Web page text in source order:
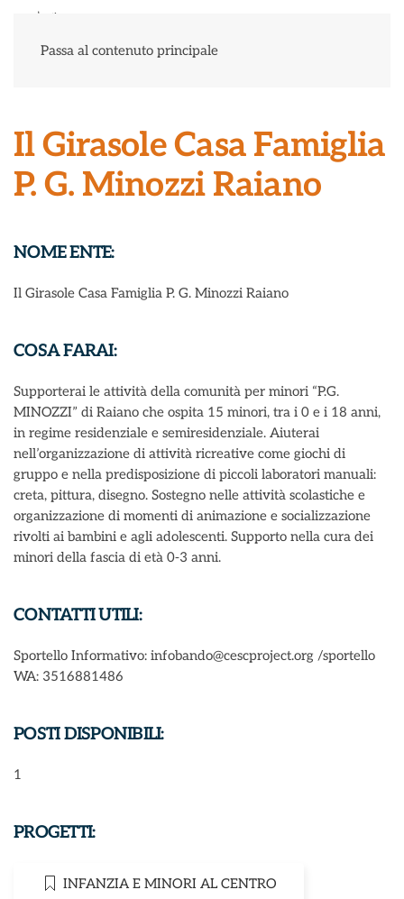
Passa al contenuto principale
Il Girasole Casa Famiglia
P. G. Minozzi Raiano
NOME ENTE:
Il Girasole Casa Famiglia P. G. Minozzi Raiano
COSA FARAI:
Supporterai le attività della comunità per minori “P.G.
MINOZZI” di Raiano che ospita 15 minori, tra i 0 e i 18 anni,
in regime residenziale e semiresidenziale. Aiuterai
nell’organizzazione di attività ricreative come giochi di
gruppo e nella predisposizione di piccoli laboratori manuali:
creta, pittura, disegno. Sostegno nelle attività scolastiche e
organizzazione di momenti di animazione e socializzazione
rivolti ai bambini e agli adolescenti. Supporto nella cura dei
minori della fascia di età 0-3 anni.
CONTATTI UTILI:
Sportello Informativo: infobando@cescproject.org /sportello
WA: 3516881486
POSTI DISPONIBILI:
1
PROGETTI:
INFANZIA E MINORI AL CENTRO